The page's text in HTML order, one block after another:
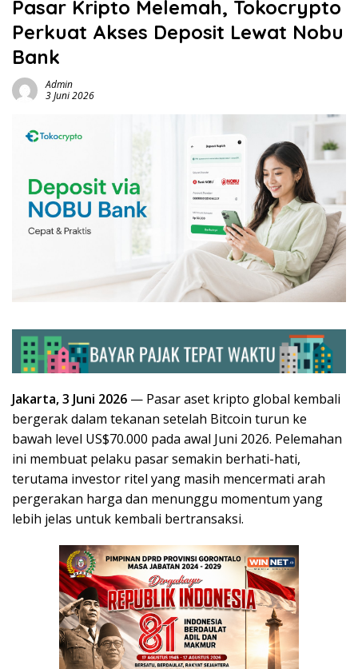
Pasar Kripto Melemah, Tokocrypto
Perkuat Akses Deposit Lewat Nobu
Bank
Admin
3 Juni 2026
Jakarta, 3 Juni 2026 — Pasar aset kripto global kembali
bergerak dalam tekanan setelah Bitcoin turun ke
bawah level US$70.000 pada awal Juni 2026. Pelemahan
ini membuat pelaku pasar semakin berhati-hati,
terutama investor ritel yang masih mencermati arah
pergerakan harga dan menunggu momentum yang
lebih jelas untuk kembali bertransaksi.